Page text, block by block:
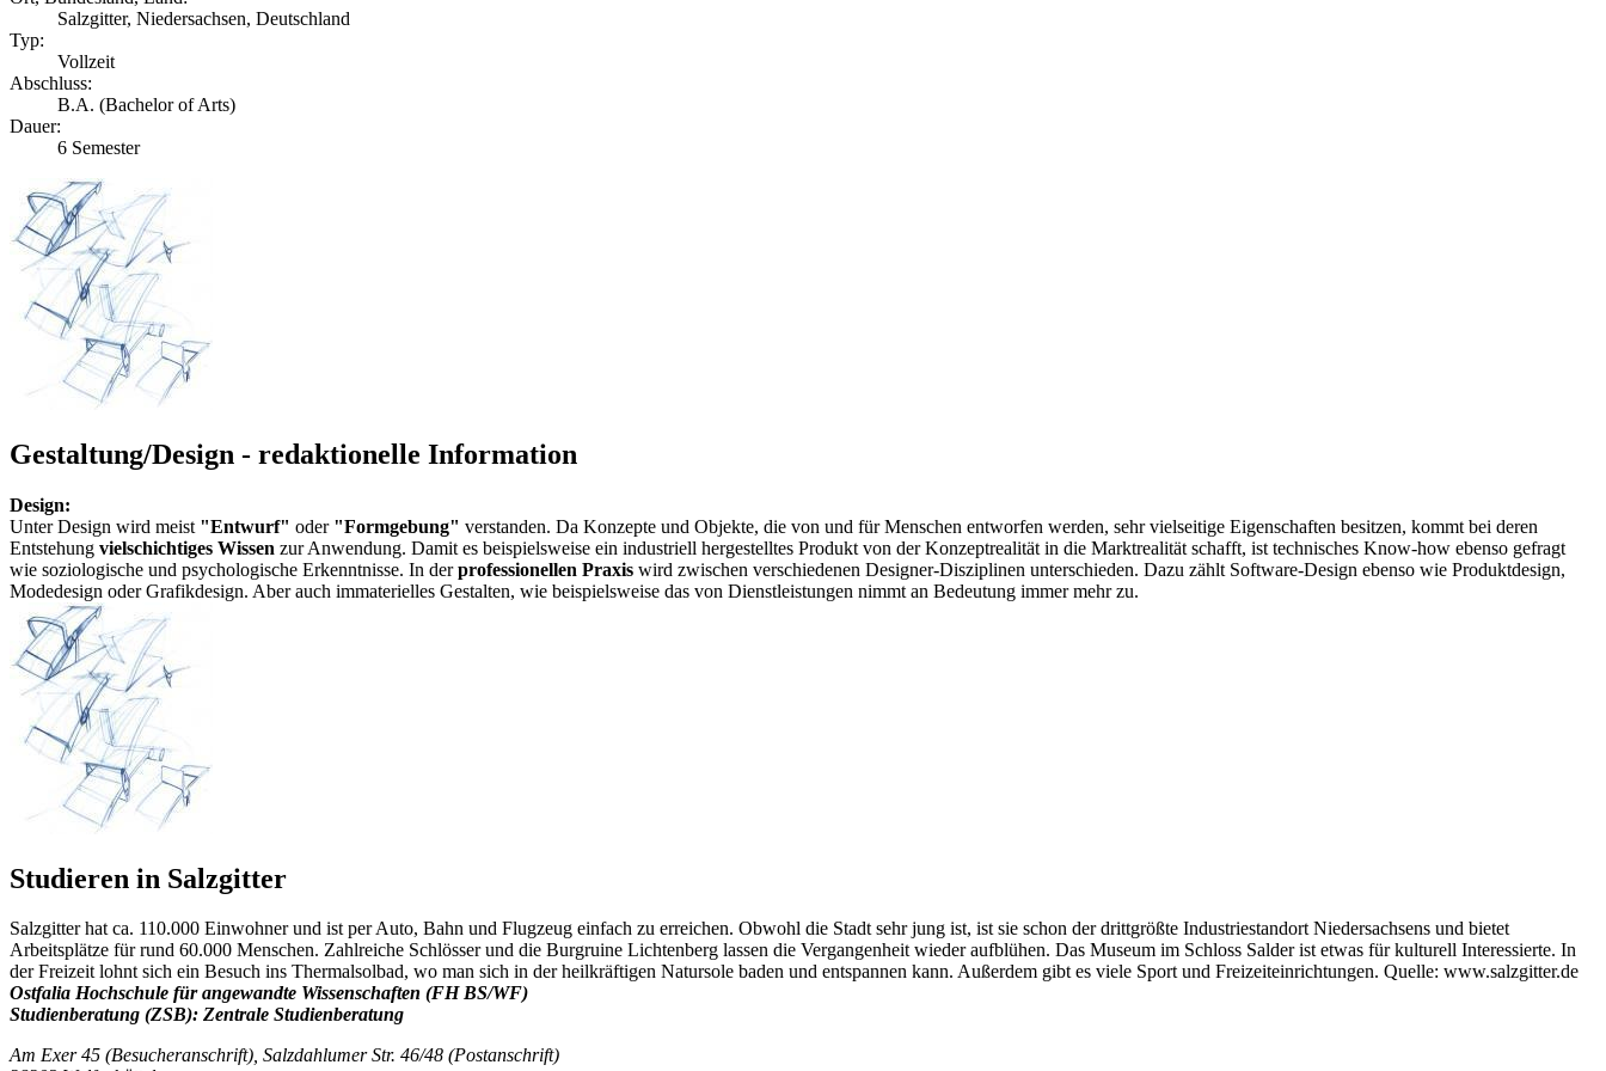
Salzgitter, Niedersachsen, Deutschland
Typ:
Vollzeit
Abschluss:
B.A. (Bachelor of Arts)
Dauer:
6 Semester
Gestaltung/Design - redaktionelle Information
Design:
Unter Design wird meist "Entwurf" oder "Formgebung" verstanden. Da Konzepte und Objekte, die von und für Menschen entworfen werden, sehr vielseitige Eigenschaften besitzen, kommt bei deren
Entstehung vielschichtiges Wissen zur Anwendung. Damit es beispielsweise ein industriell hergestelltes Produkt von der Konzeptrealität in die Marktrealität schafft, ist technisches Know-how ebenso gefragt
wie soziologische und psychologische Erkenntnisse. In derprofessionellen Praxis wird zwischen verschiedenen Designer-Disziplinen unterschieden. Dazu zählt Software-Design ebenso wie Produktdesign,
Modedesign oder Grafikdesign. Aber auch immaterielles Gestalten, wie beispielsweise das von Dienstleistungen nimmt an Bedeutung immer mehr zu.
Studieren in Salzgitter
Salzgitter hat ca. 110.000 Einwohner und ist per Auto, Bahn und Flugzeug einfach zu erreichen. Obwohl die Stadt sehr jung ist, ist sie schon der drittgrößte Industriestandort Niedersachsens und bietet
Arbeitsplätze für rund 60.000 Menschen. Zahlreiche Schlösser und die Burgruine Lichtenberg lassen die Vergangenheit wieder aufblühen. Das Museum im Schloss Salder ist etwas für kulturell Interessierte. In
der Freizeit lohnt sich ein Besuch ins Thermalsolbad, wo man sich in der heilkräftigen Natursole baden und entspannen kann. Außerdem gibt es viele Sport und Freizeiteinrichtungen. Quelle: www.salzgitter.de
Ostfalia Hochschule für angewandte Wissenschaften (FH BS/WF)
Studienberatung (ZSB): Zentrale Studienberatung
Am Exer 45 (Besucheranschrift), Salzdahlumer Str. 46/48 (Postanschrift)